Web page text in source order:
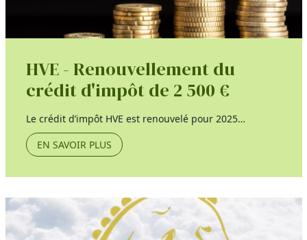
HVE - Renouvellement du
crédit d'impôt de 2 500 €
Le crédit d’impôt HVE est renouvelé pour 2025…
EN SAVOIR PLUS